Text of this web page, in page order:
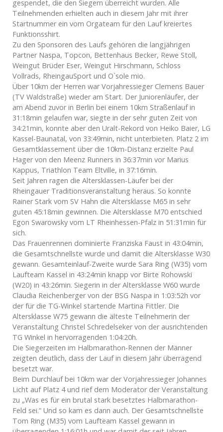
gespendet, die den Siegern überreicht wurden. Alle
Teilnehmenden erhielten auch in diesem Jahr mit ihrer
Startnummer ein vom Orgateam für den Lauf kreiertes
Funktionsshirt.
Zu den Sponsoren des Laufs gehören die langjährigen
Partner Naspa, Topcon, Bettenhaus Becker, Rewe Stoll,
Weingut Brüder Eser, Weingut Hirschmann, Schloss
Vollrads, RheingauSport und O`sole mio.
Über 10km der Herren war Vorjahressieger Clemens Bauer
(TV Waldstraße) wieder am Start. Der Juniorenläufer, der
am Abend zuvor in Berlin bei einem 10km Straßenlauf in
31:18min gelaufen war, siegte in der sehr guten Zeit von
34:21min, konnte aber den Uralt-Rekord von Heiko Baier, LG
Kassel-Baunatal, von 33:49min, nicht unterbieten. Platz 2 im
Gesamtklassement über die 10km-Distanz erzielte Paul
Hager von den Meenz Runners in 36:37min vor Marius
Kappus, Triathlon Team Eltville, in 37:16min.
Seit Jahren ragen die Altersklassen-Läufer bei der
Rheingauer Traditionsveranstaltung heraus. So konnte
Rainer Stark vom SV Hahn die Altersklasse M65 in sehr
guten 45:18min gewinnen. Die Altersklasse M70 entschied
Egon Swarowsky vom LT Rheinhessen-Pfalz in 51:31min für
sich.
Das Frauenrennen dominierte Franziska Faust in 43:04min,
die Gesamtschnellste wurde und damit die Altersklasse W30
gewann. Gesamteinlauf-Zweite wurde Sara Ring (W35) vom
Laufteam Kassel in 43:24min knapp vor Birte Rohowski
(W20) in 43:26min. Siegerin in der Altersklasse W60 wurde
Claudia Reichenberger von der BSG Naspa in 1:03:52h vor
der für die TG-Winkel startende Martina Fittler. Die
Altersklasse W75 gewann die älteste Teilnehmerin der
Veranstaltung Christel Schredelseker von der ausrichtenden
TG Winkel in hervorragenden 1:04:20h.
Die Siegerzeiten im Halbmarathon-Rennen der Männer
zeigten deutlich, dass der Lauf in diesem Jahr überragend
besetzt war.
Beim Durchlauf bei 10km war der Vorjahressieger Johannes
Licht auf Platz 4 und rief dem Moderator der Veranstaltung
zu „Was es für ein brutal stark besetztes Halbmarathon-
Feld sei.“ Und so kam es dann auch. Der Gesamtschnellste
Tom Ring (M35) vom Laufteam Kassel gewann in